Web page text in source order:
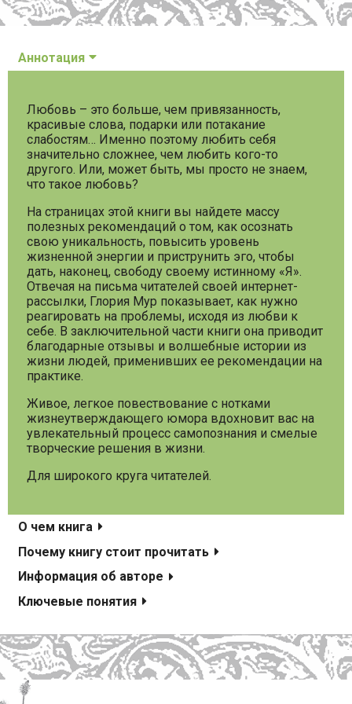
Аннотация
Любовь – это больше, чем привязанность,
красивые слова, подарки или потакание
слабостям… Именно поэтому любить себя
значительно сложнее, чем любить кого-то
другого. Или, может быть, мы просто не знаем,
что такое любовь?
На страницах этой книги вы найдете массу
полезных рекомендаций о том, как осознать
свою уникальность, повысить уровень
жизненной энергии и приструнить эго, чтобы
дать, наконец, свободу своему истинному «Я».
Отвечая на письма читателей своей интернет-
рассылки, Глория Мур показывает, как нужно
реагировать на проблемы, исходя из любви к
себе. В заключительной части книги она приводит
благодарные отзывы и волшебные истории из
жизни людей, применивших ее рекомендации на
практике.
Живое, легкое повествование с нотками
жизнеутверждающего юмора вдохновит вас на
увлекательный процесс самопознания и смелые
творческие решения в жизни.
Для широкого круга читателей.
О чем книга
Почему книгу стоит прочитать
Информация об авторе
Ключевые понятия